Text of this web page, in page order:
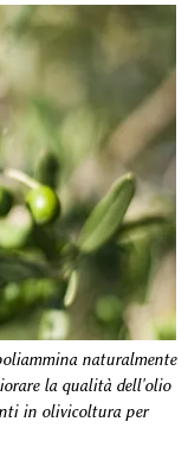
naturalmente
la qualità dell'olio
in olivicoltura per